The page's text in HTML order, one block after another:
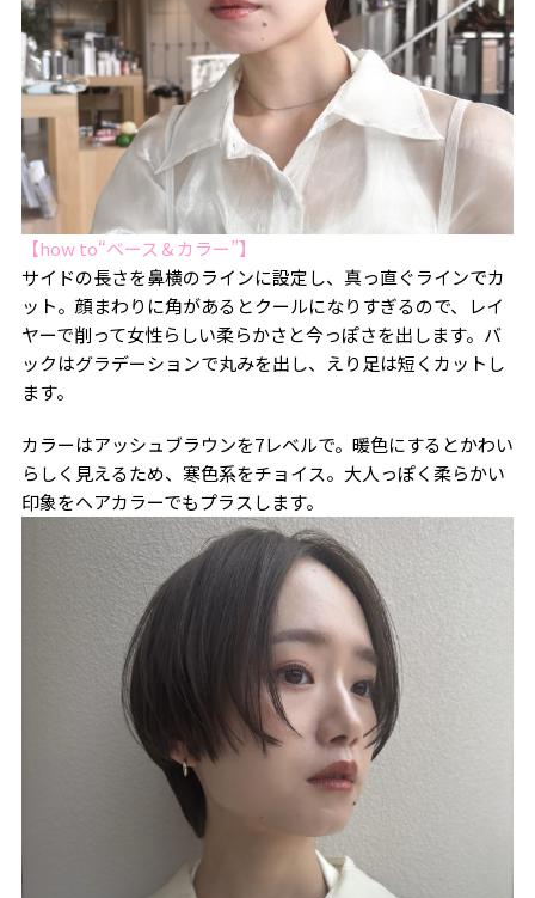
【how to“ベース＆カラー”】
サイドの長さを鼻横のラインに設定し、真っ直ぐラインでカ
ット。顔まわりに角があるとクールになりすぎるので、レイ
ヤーで削って女性らしい柔らかさと今っぽさを出します。バ
ックはグラデーションで丸みを出し、えり足は短くカットし
ます。
カラーはアッシュブラウンを7レベルで。暖色にするとかわい
らしく見えるため、寒色系をチョイス。大人っぽく柔らかい
印象をヘアカラーでもプラスします。